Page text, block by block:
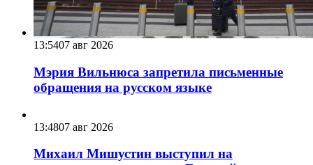
13:5407 авг 2026
Мэрия Вильнюса запретила письменные
обращения на русском языке
13:4807 авг 2026
Михаил Мишустин выступил на